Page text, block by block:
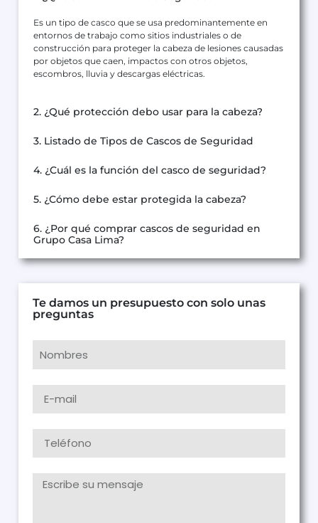
Es un tipo de casco que se usa predominantemente en
entornos de trabajo como sitios industriales o de
construcción para proteger la cabeza de lesiones causadas
por objetos que caen, impactos con otros objetos,
escombros, lluvia y descargas eléctricas.
2. ¿Qué protección debo usar para la cabeza?
3. Listado de Tipos de Cascos de Seguridad
4. ¿Cuál es la función del casco de seguridad?
5. ¿Cómo debe estar protegida la cabeza?
6. ¿Por qué comprar cascos de seguridad en
Grupo Casa Lima?
Te damos un presupuesto con solo unas
preguntas